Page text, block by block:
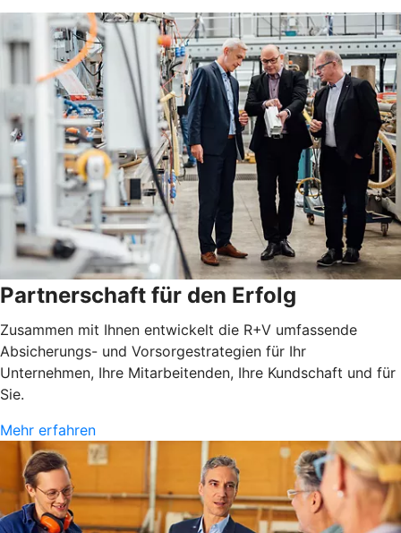
Partnerschaft für den Erfolg
Zusammen mit Ihnen entwickelt die R+V umfassende
Absicherungs- und Vorsorgestrategien für Ihr
Unternehmen, Ihre Mitarbeitenden, Ihre Kundschaft und für
Sie.
Mehr erfahren